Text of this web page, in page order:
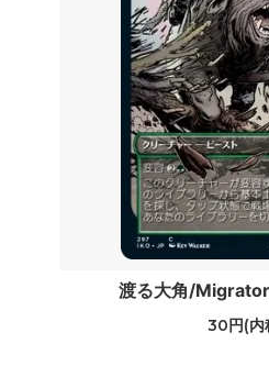
渡る大角/
30円(内